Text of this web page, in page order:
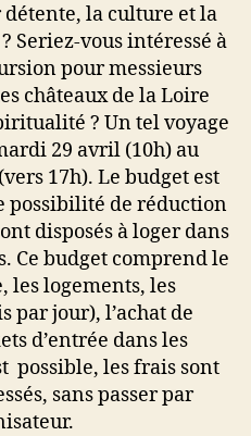
la culture et la
Seriez-vous intéressé à
pour messieurs
châteaux de la Loire
? Un tel voyage
29 avril (10h) au
17h). Le budget est
possibilité de réduction
disposés à loger dans
Ce budget comprend le
les logements, les
par jour), l’achat de
d’entrée dans les
possible, les frais sont
sans passer par